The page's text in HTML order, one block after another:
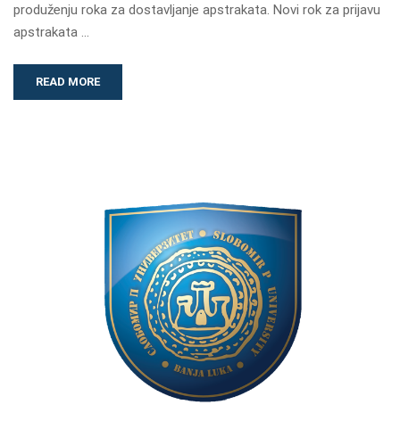
produženju roka za dostavljanje apstrakata. Novi rok za prijavu
apstrakata …
READ MORE